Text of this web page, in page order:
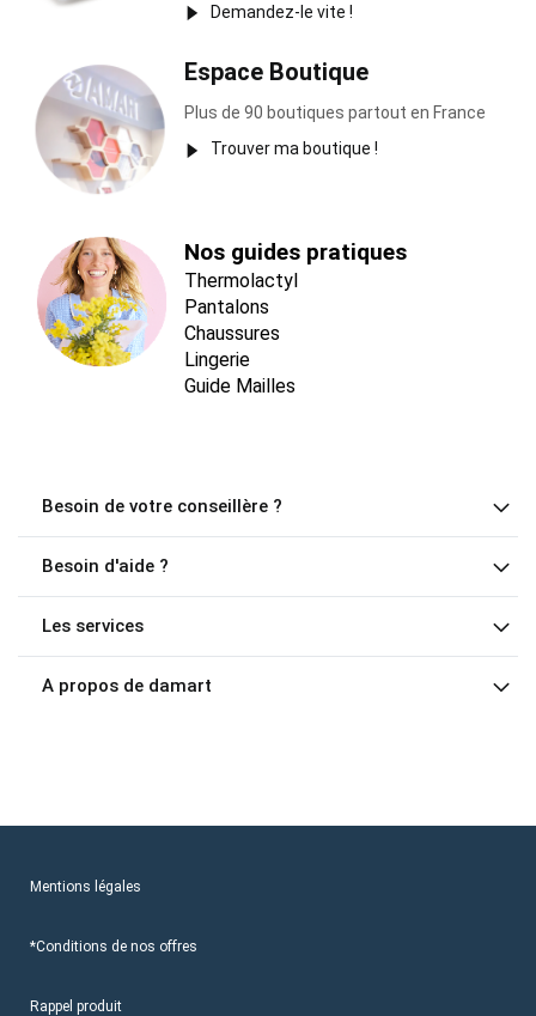
Demandez-le vite !
Espace Boutique
Plus de 90 boutiques partout en France
Trouver ma boutique !
Nos guides pratiques
Thermolactyl
Pantalons
Chaussures
Lingerie
Guide Mailles
Besoin de votre conseillère ?
Besoin d'aide ?
Les services
A propos de damart
Mentions légales
*Conditions de nos offres
Rappel produit